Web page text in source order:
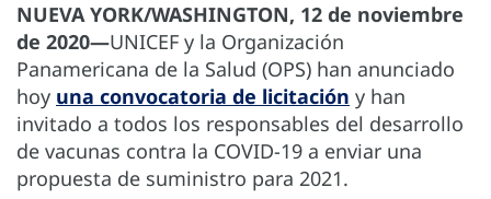
NUEVA YORK/WASHINGTON, 12 de noviembre
de 2020—UNICEF y la Organización
Panamericana de la Salud (OPS) han anunciado
hoy una convocatoria de licitación y han
invitado a todos los responsables del desarrollo
de vacunas contra la COVID-19 a enviar una
propuesta de suministro para 2021.